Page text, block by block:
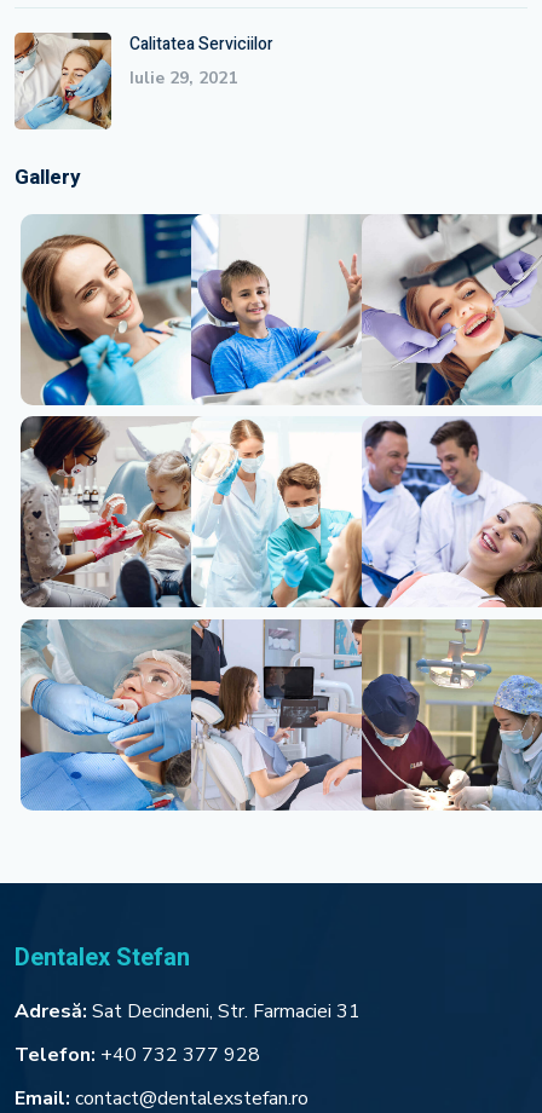
Calitatea Serviciilor
Iulie 29, 2021
Gallery
Dentalex Stefan
Adresă: Sat Decindeni, Str. Farmaciei 31
Telefon: +40 732 377 928
Email: contact@dentalexstefan.ro